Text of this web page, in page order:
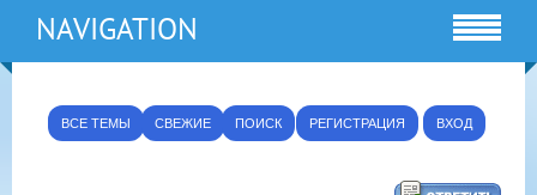
NAVIGATION
ВСЕ ТЕМЫ СВЕЖИЕ ПОИСК РЕГИСТРАЦИЯ ВХОД